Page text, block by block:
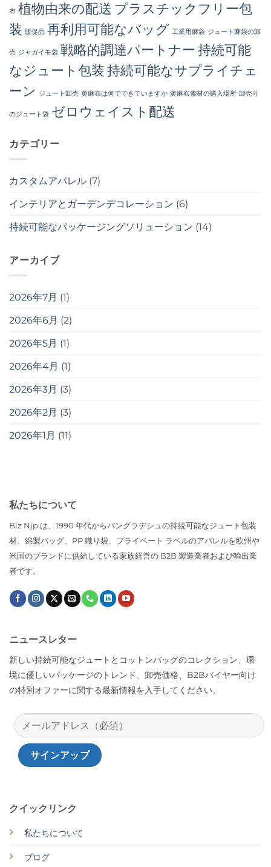
布 植物由来の配送 プラスチックフリー包
装 販促品 再利用可能なバッグ 工業用麻袋 ジュート麻袋の卸
売 ジャガイモ袋 戦略的調達パートナー 持続可能
なジュート包装持続可能なサプライチェ
ーン
ジュート卸売 黄麻布は何でできていますか 黄麻布素材の購入場所 卸売り
のジュート袋 ゼロウェイスト配送
カテゴリー
カスタムアパレル (7)
インテリアとガーデンデコレーション (6)
持続可能なパッケージングソリューション (14)
アーカイブ
2026年7月 (1)
2026年6月 (2)
2026年5月 (1)
2026年4月 (1)
2026年3月 (3)
2026年2月 (3)
2026年1月 (11)
私たちについて
Biz Njp は、1990 年代からバングラデシュの持続可能なジュート包装
材、綿製バッグ、PP 織り袋、プライベート ラベルのアパレルを欧州や
米国のブランドに供給している家族経営の B2B 製造業者および輸出業
者です。
クイックリンク
私たちについて
ブログ
ニュースレター
新しい持続可能なジュートとコットンバッグのコレクション、環
境に優しいパッケージのトレンド、卸売価格、B2Bバイヤー向け
の特別オファーに関する最新情報を入手してください。